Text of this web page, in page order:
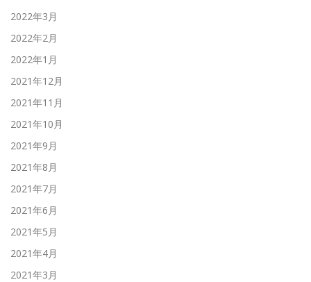
2022年3月
2022年2月
2022年1月
2021年12月
2021年11月
2021年10月
2021年9月
2021年8月
2021年7月
2021年6月
2021年5月
2021年4月
2021年3月